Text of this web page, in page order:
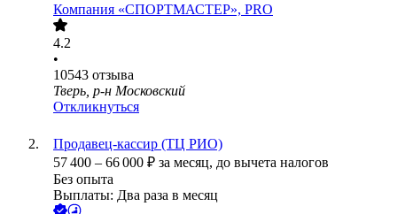
Компания «СПОРТМАСТЕР», PRO
4.2
•
10543 отзыва
Тверь, р-н Московский
Откликнуться
Продавец-кассир (ТЦ РИО)
57 400 – 66 000 ₽ за месяц, до вычета налогов
Без опыта
Выплаты: Два раза в месяц